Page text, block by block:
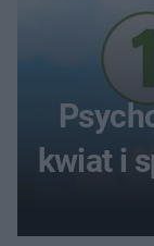
kwiat i